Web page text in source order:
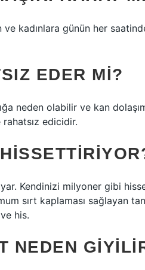
kadınlara günün her
EDER MI?
neden olabilir ve kan
edicidir.
Kendinizi milyoner gibi
sırt kaplaması sağlayan
his.
NEDEN